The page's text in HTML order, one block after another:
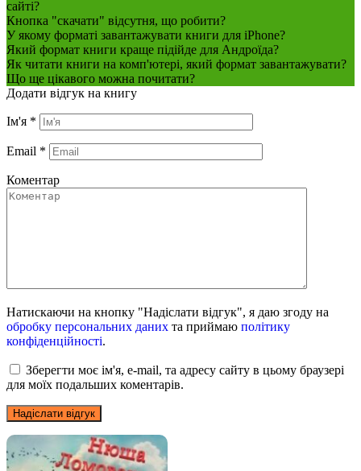
сайті?
Кнопка "скачати" відсутня, що робити?
У якому форматі завантажувати книги для iPhone?
Який формат книги краще підійде для Андроїда?
Як читати книги на комп'ютері, який формат завантажувати?
Що ще цікавого можна почитати?
Додати відгук на книгу
Ім'я *
Email *
Коментар
Натискаючи на кнопку "Надіслати відгук", я даю згоду на
обробку персональних даних та приймаю політику
конфіденційності.
Зберегти моє ім'я, e-mail, та адресу сайту в цьому браузері
для моїх подальших коментарів.